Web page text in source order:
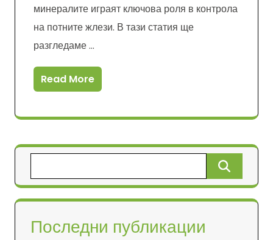
минералите играят ключова роля в контрола
на потните жлези. В тази статия ще
разгледаме …
Read More
за:
Последни публикации